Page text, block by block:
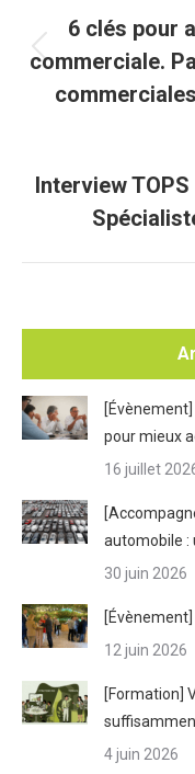
article
6 clés pour
commerciale.
Interview
pour mieux
16 juillet
automobile :
30 juin 2026
12 juin 2026
[Formation]
4 juin 2026